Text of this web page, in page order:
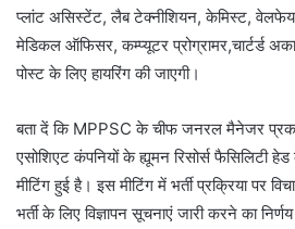
प्लांट असिस्टेंट, लैब टेक्नीशियन, केमिस्ट,
मेडिकल ऑफिसर, कम्प्यूटर प्रोग्रामर,चार्टर्ड
पोस्ट के लिए हायरिंग की जाएगी।
बता दें कि MPPSC के चीफ जनरल मैनेजर
एसोशिएट कंपनियों के ह्यूमन रिसोर्स फैसिलिटी
मीटिंग हुई है। इस मीटिंग में भर्ती प्रक्रिया पर
भर्ती के लिए विज्ञापन सूचनाएं जारी करने का